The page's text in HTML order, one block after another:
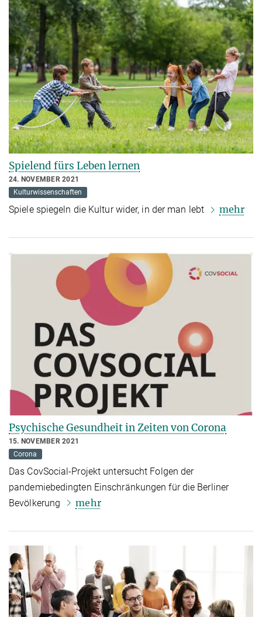
Spielend fürs Leben lernen
24. NOVEMBER 2021
Kulturwissenschaften
Spiele spiegeln die Kultur wider, in der man lebt mehr
Psychische Gesundheit in Zeiten von Corona
15. NOVEMBER 2021
Corona
Das CovSocial-Projekt untersucht Folgen der
pandemiebedingten Einschränkungen für die Berliner
Bevölkerung
mehr